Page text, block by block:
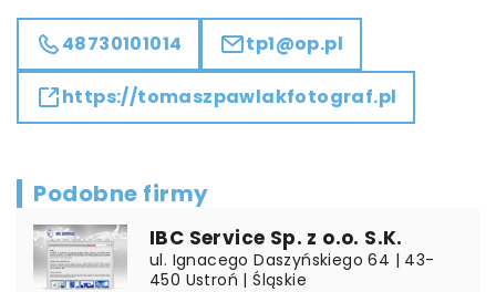
48730101014 tp1@op.pl
https://tomaszpawlakfotograf.pl
Podobne firmy
IBC Service Sp. z o.o. S.K.
ul. Ignacego Daszyńskiego 64 | 43-
450 Ustroń | Śląskie